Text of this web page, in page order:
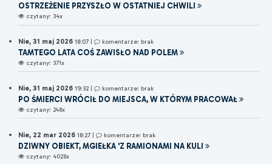
OSTRZEŻENIE PRZYSZŁO W OSTATNIEJ CHWILI
czytany: 34x
Nie, 31 maj 2026 18:07 | komentarze: brak
TAMTEGO LATA COŚ ZAWISŁO NAD POLEM
czytany: 371x
Nie, 31 maj 2026 19:32 | komentarze: brak
PO ŚMIERCI WRÓCIŁ DO MIEJSCA, W KTÓRYM PRACOWAŁ
czytany: 248x
Nie, 22 mar 2026 18:27 | komentarze: brak
DZIWNY OBIEKT, MGIEŁKA 'Z RAMIONAMI NA KULI
czytany: 4028x